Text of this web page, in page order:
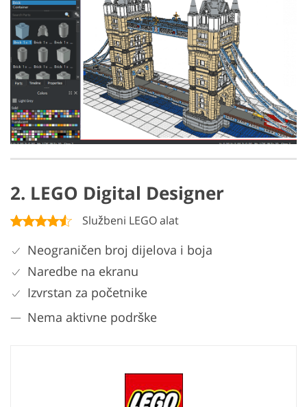
2. LEGO Digital Designer
Službeni LEGO alat
Neograničen broj dijelova i boja
Naredbe na ekranu
Izvrstan za početnike
Nema aktivne podrške